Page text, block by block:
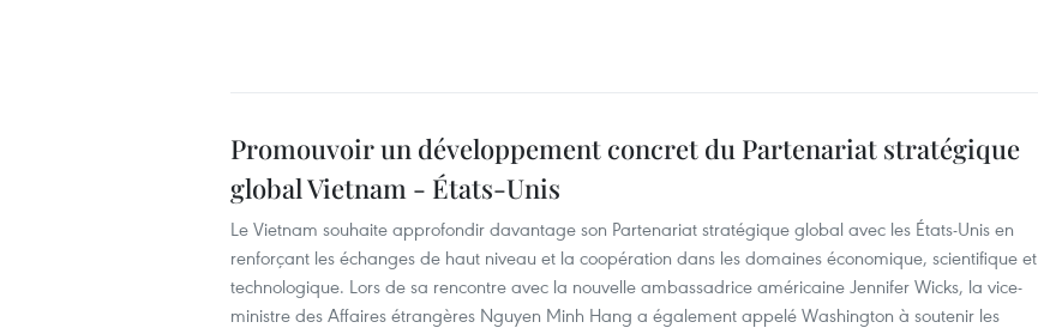
Promouvoir un développement concret du Partenariat stratégique
global Vietnam - États-Unis
Le Vietnam souhaite approfondir davantage son Partenariat stratégique global avec les États-Unis en
renforçant les échanges de haut niveau et la coopération dans les domaines économique, scientifique et
technologique. Lors de sa rencontre avec la nouvelle ambassadrice américaine Jennifer Wicks, la vice-
ministre des Affaires étrangères Nguyen Minh Hang a également appelé Washington à soutenir les